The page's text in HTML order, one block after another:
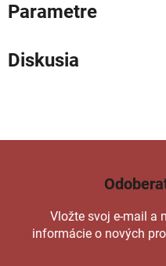
Parametre
Diskusia
Vložte svoj e-mail a
informácie o nových